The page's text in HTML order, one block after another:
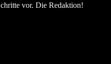
vor. Die Redaktion!